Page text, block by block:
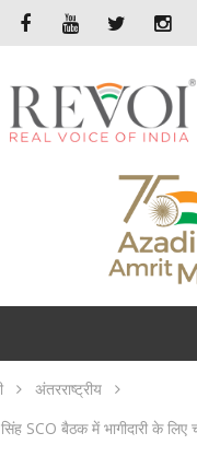
अंतरराष्ट्रीय
सिंह SCO बैठक में भागीदारी के